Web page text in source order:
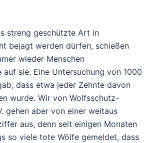
streng geschützte Art in
bejagt werden dürfen, schießen
wieder Menschen
sie. Eine Untersuchung von 1000
dass etwa jeder Zehnte davon
wurde. Wir von Wolfsschutz-
gehen aber von einer weitaus
aus, denn seit einigen Monaten
so viele tote Wölfe gemeldet, dass